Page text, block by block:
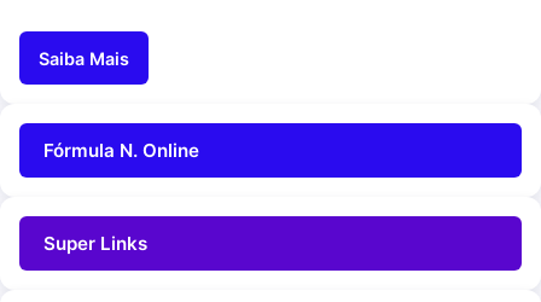
Saiba Mais
Fórmula N. Online
Super Links